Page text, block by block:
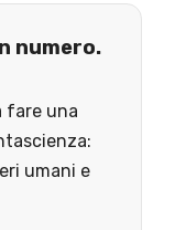
numero.
fare una
umani e